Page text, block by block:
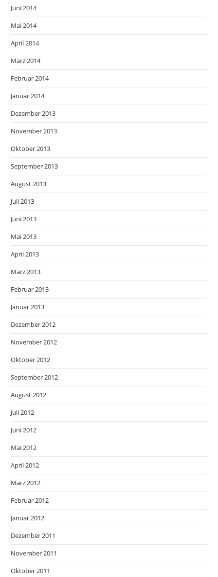
Juni 2014
Mai 2014
April 2014
März 2014
Februar 2014
Januar 2014
Dezember 2013
November 2013
Oktober 2013
September 2013
August 2013
Juli 2013
Juni 2013
Mai 2013
April 2013
März 2013
Februar 2013
Januar 2013
Dezember 2012
November 2012
Oktober 2012
September 2012
August 2012
Juli 2012
Juni 2012
Mai 2012
April 2012
März 2012
Februar 2012
Januar 2012
Dezember 2011
November 2011
Oktober 2011